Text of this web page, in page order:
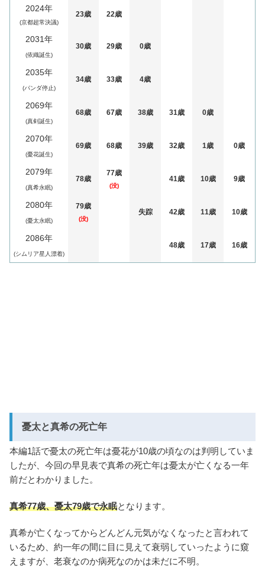
2024年
(京都超常決議)
23歳 22歳
2031年
(依織誕生)
30歳 29歳 0歳
2035年
(パンダ停止)
34歳 33歳 4歳
2069年
(真剣誕生)
68歳 67歳 38歳 31歳 0歳
2070年
(憂花誕生)
69歳 68歳 39歳 32歳 1歳 0歳
2079年
(真希永眠)
78歳
77歳
(没)
失踪
41歳 10歳 9歳
2080年
(憂太永眠)
79歳
(没)
42歳 11歳 10歳
2086年
(シムリア星人漂着)
48歳 17歳 16歳
憂太と真希の死亡年
本編1話で憂太の死亡年は憂花が10歳の頃なのは判明していま
したが、今回の早見表で真希の死亡年は憂太が亡くなる一年
前だとわかりました。
真希77歳、憂太79歳で永眠となります。
真希が亡くなってからどんどん元気がなくなったと言われて
いるため、約一年の間に目に見えて衰弱していったように窺
えますが、老衰なのか病死なのかは未だに不明。